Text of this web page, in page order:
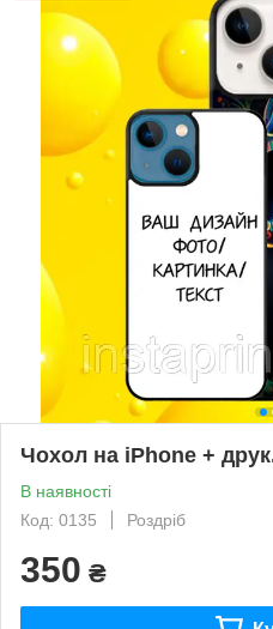
Чохол на iPhone +
В наявності
Код: 0135
Роздріб
350 ₴